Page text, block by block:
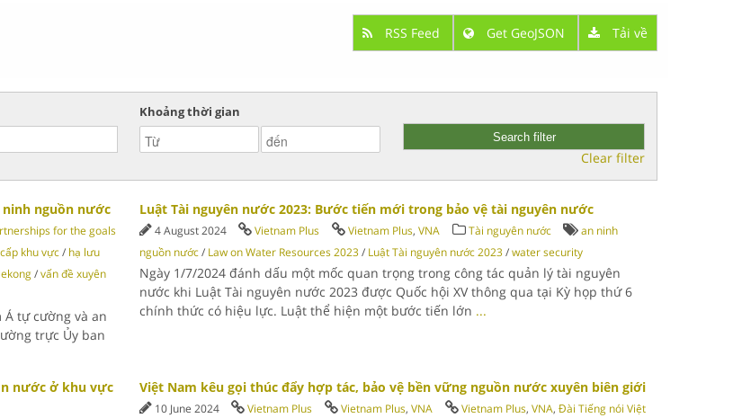
RSS Feed Get GeoJSON Tải về
Khoảng thời gian
Clear filter
nguồn nước
for the goals
khu vực/ hạ lưu
/vấn đề xuyên
tự cường và an
trực Ủy ban
Luật Tài nguyên nước 2023: Bước tiến mới trong bảo vệ tài nguyên nước
4 August 2024 Vietnam Plus Vietnam Plus,VNA Tài nguyên nước
an ninh
nguồn nước/ Law on Water Resources 2023/ Luật Tài nguyên nước 2023/water security
Ngày 1/7/2024 đánh dấu một mốc quan trọng trong công tác quản lý tài nguyên
nước khi Luật Tài nguyên nước 2023 được Quốc hội XV thông qua tại Kỳ họp thứ 6
chính thức có hiệu lực. Luật thể hiện một bước tiến lớn ...
nước ở khu vực
Việt Nam kêu gọi thúc đẩy hợp tác, bảo vệ bền vững nguồn nước xuyên biên giới
10 June 2024 Vietnam Plus Vietnam Plus,VNA Vietnam Plus,VNA,Đài Tiếng nói Việt